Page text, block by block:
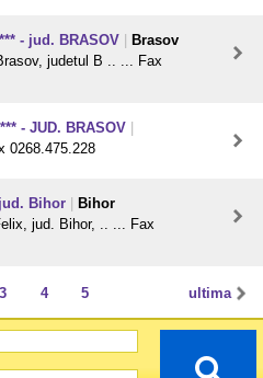
- jud. BRASOV
Brasov
judetul B .. ... Fax
- JUD. BRASOV
0268.475.228
Bihor
Bihor
jud. Bihor, .. ... Fax
ultima
3 4 5